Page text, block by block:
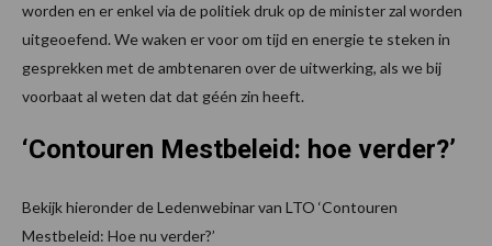
worden en er enkel via de politiek druk op de minister zal worden
uitgeoefend. We waken er voor om tijd en energie te steken in
gesprekken met de ambtenaren over de uitwerking, als we bij
voorbaat al weten dat dat géén zin heeft.
‘Contouren Mestbeleid: hoe verder?’
Bekijk hieronder de Ledenwebinar van LTO ‘Contouren
Mestbeleid: Hoe nu verder?’